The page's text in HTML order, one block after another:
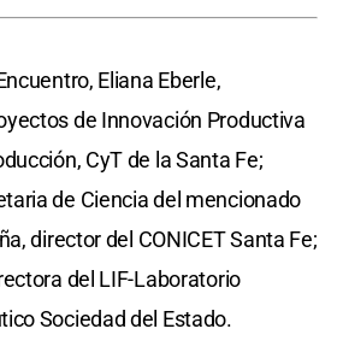
Eliana Eberle,
de Innovación Productiva
CyT de la Santa Fe;
de Ciencia del mencionado
director del CONICET Santa Fe;
del LIF-Laboratorio
Sociedad del Estado.